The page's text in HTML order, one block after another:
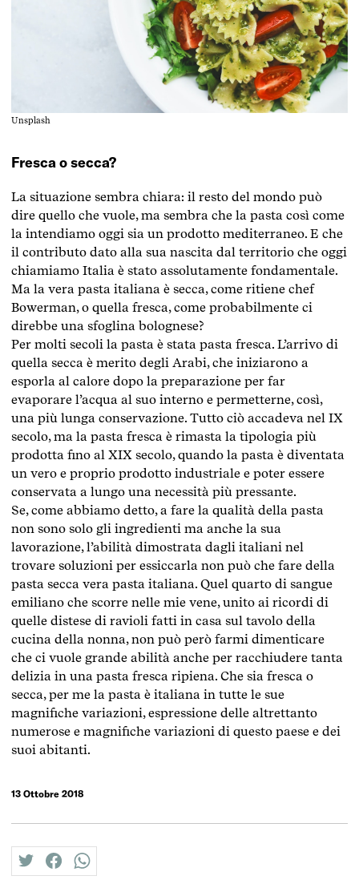
Unsplash
Fresca o secca?
La situazione sembra chiara: il resto del mondo può
dire quello che vuole, ma sembra che la pasta così come
la intendiamo oggi sia un prodotto mediterraneo. E che
il contributo dato alla sua nascita dal territorio che oggi
chiamiamo Italia è stato assolutamente fondamentale.
Ma la vera pasta italiana è secca, come ritiene chef
Bowerman, o quella fresca, come probabilmente ci
direbbe una sfoglina bolognese?
Per molti secoli la pasta è stata pasta fresca. L’arrivo di
quella secca è merito degli Arabi, che iniziarono a
esporla al calore dopo la preparazione per far
evaporare l’acqua al suo interno e permetterne, così,
una più lunga conservazione. Tutto ciò accadeva nel IX
secolo, ma la pasta fresca è rimasta la tipologia più
prodotta fino al XIX secolo, quando la pasta è diventata
un vero e proprio prodotto industriale e poter essere
conservata a lungo una necessità più pressante.
Se, come abbiamo detto, a fare la qualità della pasta
non sono solo gli ingredienti ma anche la sua
lavorazione, l’abilità dimostrata dagli italiani nel
trovare soluzioni per essiccarla non può che fare della
pasta secca vera pasta italiana. Quel quarto di sangue
emiliano che scorre nelle mie vene, unito ai ricordi di
quelle distese di ravioli fatti in casa sul tavolo della
cucina della nonna, non può però farmi dimenticare
che ci vuole grande abilità anche per racchiudere tanta
delizia in una pasta fresca ripiena. Che sia fresca o
secca, per me la pasta è italiana in tutte le sue
magnifiche variazioni, espressione delle altrettanto
numerose e magnifiche variazioni di questo paese e dei
suoi abitanti.
13 Ottobre 2018
twitterfacebookwhatsapp